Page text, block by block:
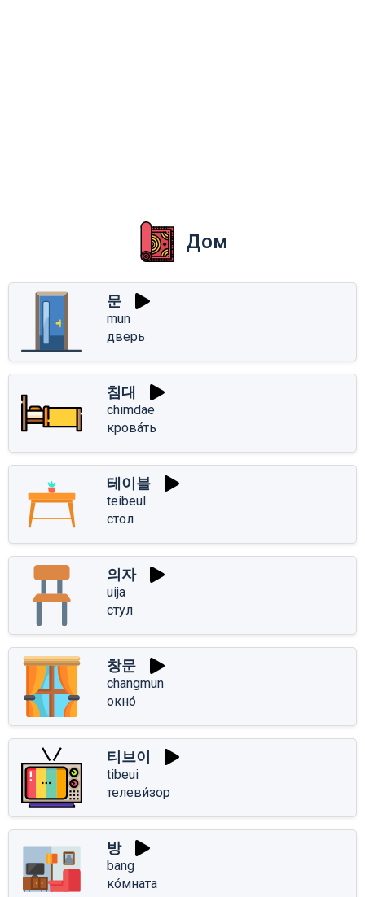
Дом
문
mun
дверь
침대
chimdae
крова́ть
테이블
teibeul
стол
의자
uija
стул
창문
changmun
окно́
티브이
tibeui
телеви́зор
방
bang
ко́мната